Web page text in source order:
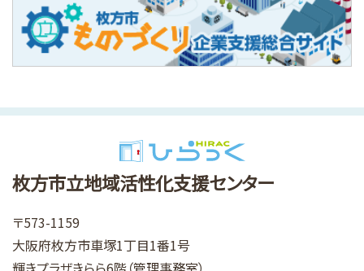
枚方市立地域活性化支援センター
〒573-1159
大阪府枚方市車塚1丁目1番1号